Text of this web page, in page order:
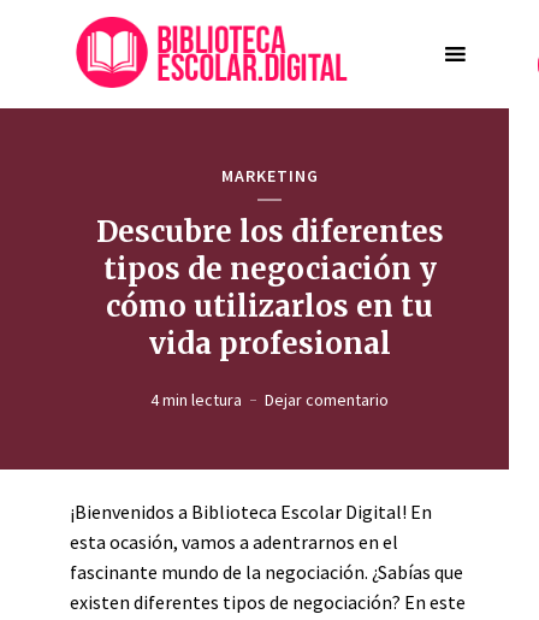
MARKETING
Descubre los diferentes
tipos de negociación y
cómo utilizarlos en tu
vida profesional
4 min lectura Dejar comentario
¡Bienvenidos a Biblioteca Escolar Digital! En
esta ocasión, vamos a adentrarnos en el
fascinante mundo de la negociación. ¿Sabías que
existen diferentes tipos de negociación? En este